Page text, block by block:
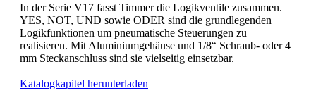
In der Serie V17 fasst Timmer die Logikventile zusammen.
YES, NOT, UND sowie ODER sind die grundlegenden
Logikfunktionen um pneumatische Steuerungen zu
realisieren. Mit Aluminiumgehäuse und 1/8“ Schraub- oder 4
mm Steckanschluss sind sie vielseitig einsetzbar.
Katalogkapitel herunterladen